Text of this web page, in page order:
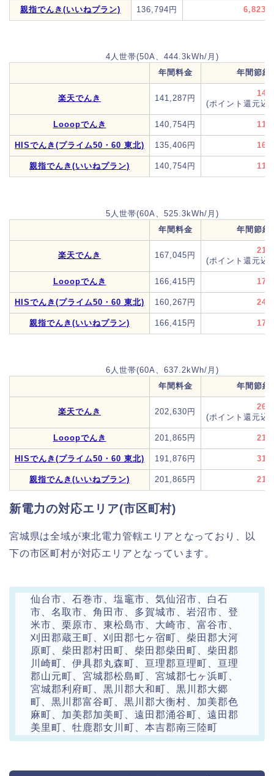
親指でんき(いいねプラン) 136,794円 6,823円
4人世帯(50A、444.3kWh/月)
年間料金
年間節約
楽天でんき 141,287円
(ポイント還元込
Looopでんき 140,754円
HISでんき(プライム50・60 東北) 135,406円
親指でんき(いいねプラン) 140,754円
5人世帯(60A、525.3kWh/月)
年間料金
年間節約
楽天でんき 167,045円
(ポイント還元込
Looopでんき 166,415円
HISでんき(プライム50・60 東北) 160,267円
親指でんき(いいねプラン) 166,415円
6人世帯(60A、637.2kWh/月)
年間料金
年間節約
楽天でんき 202,630円
(ポイント還元込
Looopでんき 201,865円
HISでんき(プライム50・60 東北) 191,876円
親指でんき(いいねプラン) 201,865円
新電力の対応エリア(市区町村)
宮城県は全域が東北電力管轄エリアとなっており、以
下の市区町村が対応エリアとなっています。
仙台市、石巻市、塩竈市、気仙沼市、白石
市、名取市、角田市、多賀城市、岩沼市、登
米市、栗原市、東松島市、大崎市、富谷市、
刈田郡蔵王町、刈田郡七ヶ宿町、柴田郡大河
原町、柴田郡村田町、柴田郡柴田町、柴田郡
川崎町、伊具郡丸森町、亘理郡亘理町、亘理
郡山元町、宮城郡松島町、宮城郡七ヶ浜町、
宮城郡利府町、黒川郡大和町、黒川郡大郷
町、黒川郡富谷町、黒川郡大衡村、加美郡色
麻町、加美郡加美町、遠田郡涌谷町、遠田郡
美里町、牡鹿郡女川町、本吉郡南三陸町